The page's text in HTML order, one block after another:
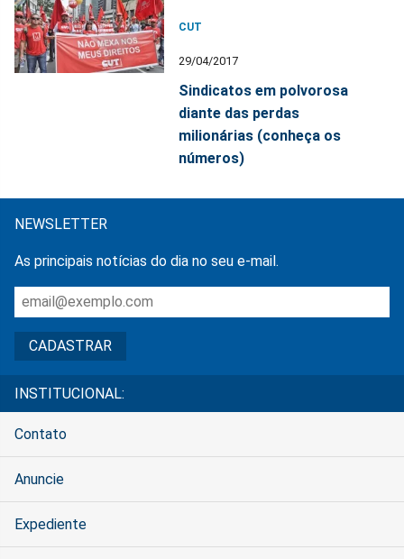
CUT
29/04/2017
Sindicatos em polvorosa
diante das perdas
milionárias (conheça os
números)
NEWSLETTER
As principais notícias do dia no seu e-mail.
INSTITUCIONAL:
Contato
Anuncie
Expediente